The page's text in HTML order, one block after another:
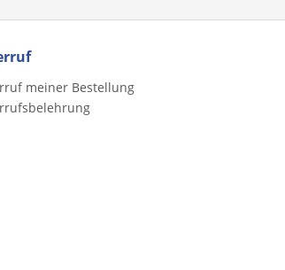
meiner Bestellung